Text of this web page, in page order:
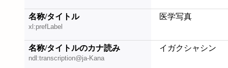
名称/タイトル
xl:prefLabel
医学写真
名称/タイトルのカナ読み
ndl:transcription@ja-Kana
イガクシャシン